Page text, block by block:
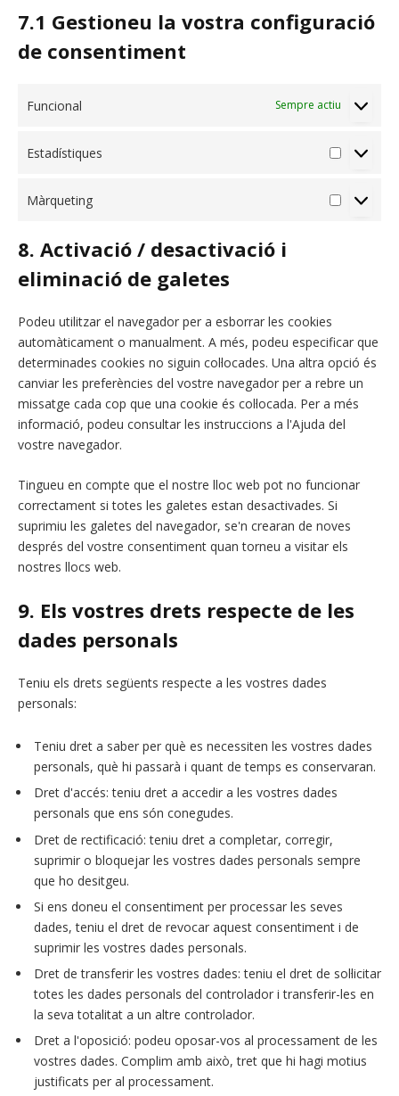
7.1 Gestioneu la vostra configuració
de consentiment
Funcional Sempre actiu
Estadístiques
Màrqueting
8. Activació / desactivació i
eliminació de galetes
Podeu utilitzar el navegador per a esborrar les cookies
automàticament o manualment. A més, podeu especificar que
determinades cookies no siguin col·locades. Una altra opció és
canviar les preferències del vostre navegador per a rebre un
missatge cada cop que una cookie és col·locada. Per a més
informació, podeu consultar les instruccions a l'Ajuda del
vostre navegador.
Tingueu en compte que el nostre lloc web pot no funcionar
correctament si totes les galetes estan desactivades. Si
suprimiu les galetes del navegador, se'n crearan de noves
després del vostre consentiment quan torneu a visitar els
nostres llocs web.
9. Els vostres drets respecte de les
dades personals
Teniu els drets següents respecte a les vostres dades
personals:
Teniu dret a saber per què es necessiten les vostres dades
personals, què hi passarà i quant de temps es conservaran.
Dret d'accés: teniu dret a accedir a les vostres dades
personals que ens són conegudes.
Dret de rectificació: teniu dret a completar, corregir,
suprimir o bloquejar les vostres dades personals sempre
que ho desitgeu.
Si ens doneu el consentiment per processar les seves
dades, teniu el dret de revocar aquest consentiment i de
suprimir les vostres dades personals.
Dret de transferir les vostres dades: teniu el dret de sol·licitar
totes les dades personals del controlador i transferir-les en
la seva totalitat a un altre controlador.
Dret a l'oposició: podeu oposar-vos al processament de les
vostres dades. Complim amb això, tret que hi hagi motius
justificats per al processament.